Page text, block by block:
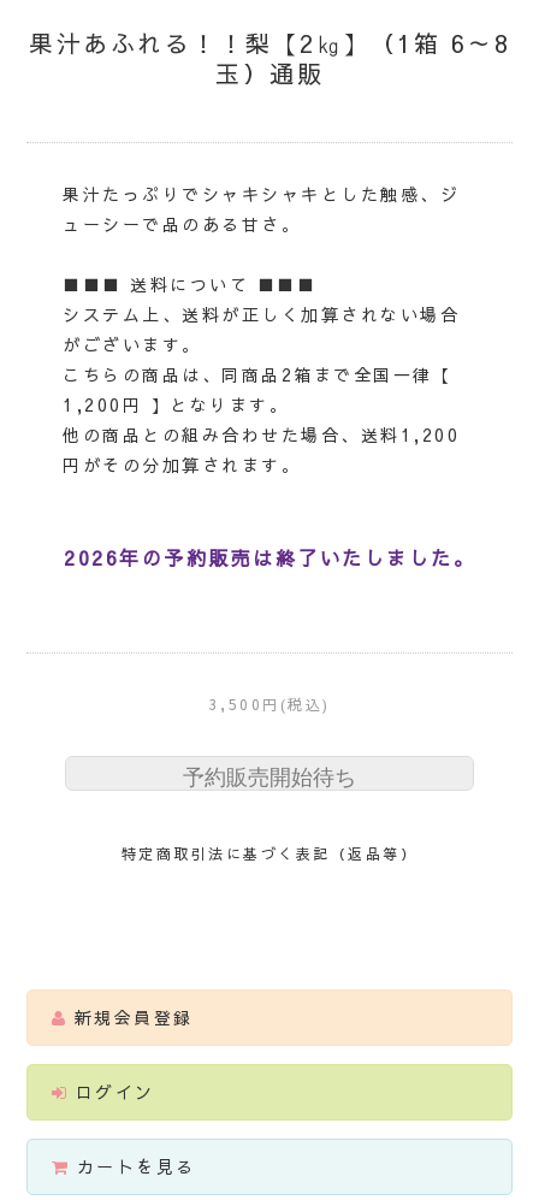
果汁あふれる！！梨【2㎏】（1箱 6～8
玉）通販
果汁たっぷりでシャキシャキとした触感、ジ
ューシーで品のある甘さ。
■■■ 送料について ■■■
システム上、送料が正しく加算されない場合
がございます。
こちらの商品は、同商品2箱まで全国一律【
1,200円 】となります。
他の商品との組み合わせた場合、送料1,200
円がその分加算されます。
2026年の予約販売は終了いたしました。
3,500円(税込)
予約販売開始待ち
特定商取引法に基づく表記（返品等）
新規会員登録
ログイン
カートを見る